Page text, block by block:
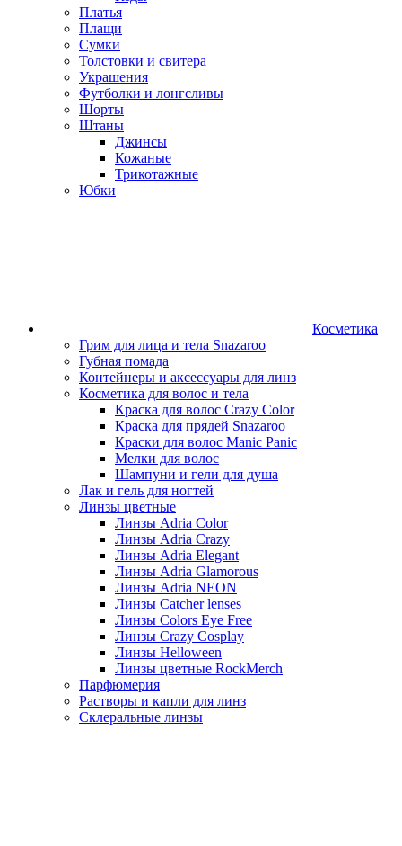
Платья
Плащи
Сумки
Толстовки и свитера
Украшения
Футболки и лонгсливы
Шорты
Штаны
Джинсы
Кожаные
Трикотажные
Юбки
Косметика
Грим для лица и тела Snazaroo
Губная помада
Контейнеры и аксессуары для линз
Косметика для волос и тела
Краска для волос Crazy Color
Краска для прядей Snazaroo
Краски для волос Manic Panic
Мелки для волос
Шампуни и гели для душа
Лак и гель для ногтей
Линзы цветные
Линзы Adria Color
Линзы Adria Crazy
Линзы Adria Elegant
Линзы Adria Glamorous
Линзы Adria NEON
Линзы Catcher lenses
Линзы Colors Eye Free
Линзы Crazy Cosplay
Линзы Helloween
Линзы цветные RockMerch
Парфюмерия
Растворы и капли для линз
Склеральные линзы